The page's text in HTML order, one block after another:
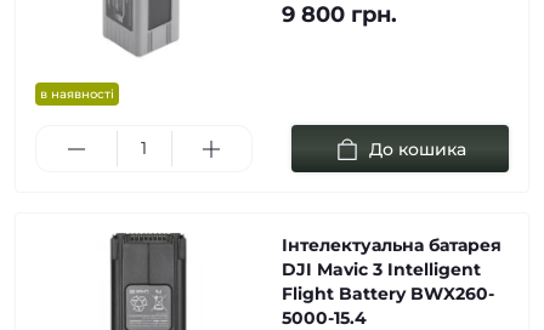
в наявності
9 800 грн.
До кошика
Інтелектуальна батарея
DJI Mavic 3 Intelligent
Flight Battery BWX260-
5000-15.4